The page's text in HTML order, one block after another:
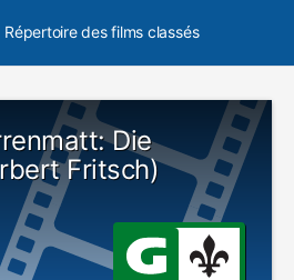
Répertoire des films classés
Die
Fritsch)